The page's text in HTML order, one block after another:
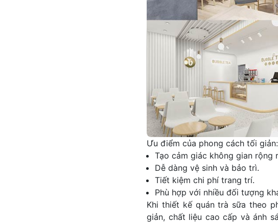
Ưu điểm của phong cách tối giản:
Tạo cảm giác không gian rộng
Dễ dàng vệ sinh và bảo trì.
Tiết kiệm chi phí trang trí.
Phù hợp với nhiều đối tượng
Khi thiết kế quán trà sữa theo
giản, chất liệu cao cấp và ánh